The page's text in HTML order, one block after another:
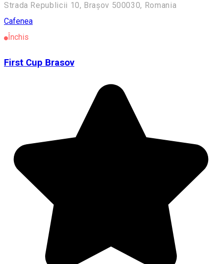
Strada Republicii 10, Brașov 500030, Romania
Cafenea
Închis
First Cup Brasov